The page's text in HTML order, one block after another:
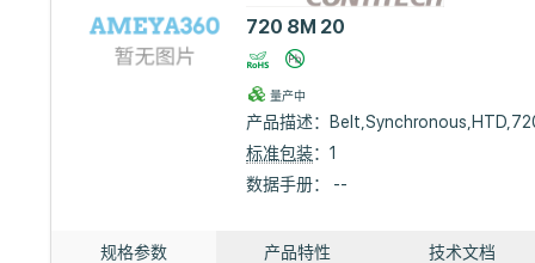
720 8M 20
量产中
产品描述：
标准包装：1
数据手册： --
规格参数 产品特性 技术文档